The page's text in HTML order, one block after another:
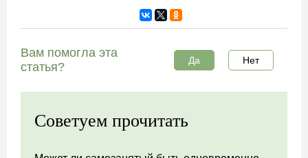
Вам помогла эта
статья?
Да Нет
Советуем прочитать